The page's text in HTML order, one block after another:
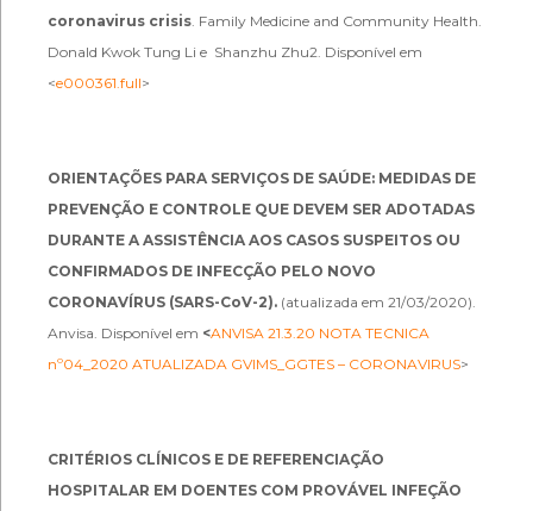
coronavirus crisis. Family Medicine and Community Health.
Donald Kwok Tung Li e Shanzhu Zhu2. Disponível em
<e000361.full>
ORIENTAÇÕES PARA SERVIÇOS DE SAÚDE: MEDIDAS DE
PREVENÇÃO E CONTROLE QUE DEVEM SER ADOTADAS
DURANTE A ASSISTÊNCIA AOS CASOS SUSPEITOS OU
CONFIRMADOS DE INFECÇÃO PELO NOVO
CORONAVÍRUS (SARS-CoV-2). (atualizada em 21/03/2020).
Anvisa. Disponível em <ANVISA 21.3.20 NOTA TECNICA
nº04_2020 ATUALIZADA GVIMS_GGTES – CORONAVIRUS>
CRITÉRIOS CLÍNICOS E DE REFERENCIAÇÃO
HOSPITALAR EM DOENTES COM PROVÁVEL INFEÇÃO